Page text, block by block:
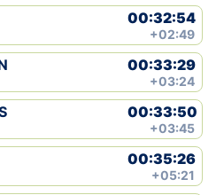
00:32:54
+02:49
00:33:29
+03:24
00:33:50
+03:45
00:35:26
+05:21